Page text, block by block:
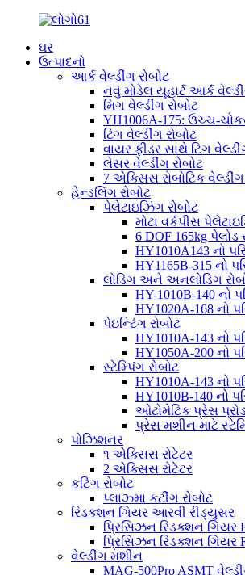
ઘર
ઉત્પાદનો
આર્ક વેલ્ડીંગ રોબોટ
નવું મોડેલ યૂહાર્ટ આર્ક
મિગ વેલ્ડીંગ રોબોટ
YH1006A-175: ઉચ્ચ-
ટિગ વેલ્ડીંગ રોબોટ
વાયર ફીડર સાથે ટિગ
લેસર વેલ્ડીંગ રોબોટ
7 એક્સિસ રોબોટિક
હેન્ડલિંગ રોબોટ
પેલેટાઇઝિંગ રોબોટ
મોટા વર્કપીસ
6 DOF 165kg પેલોડ
HY1010A143 નો
HY1165B-315 નો
લોડિંગ અને અનલોડિંગ
HY-1010B-140 નો
HY1020A-168 નો
પેઇન્ટિંગ રોબોટ
HY1010A-143 નો
HY1050A-200 નો
સ્ટેમ્પિંગ રોબોટ
HY1010A-143 નો
HY1010B-140 નો
ઓટોમેટિક પ્રેસ
પ્રેસ મશીન માટે
પોઝિશનર
૧ એક્સિસ રોટેટર
2 એક્સિસ રોટેટર
કટિંગ રોબોટ
પ્લાઝ્મા કટીંગ રોબોટ
રિડક્શન ગિયર આરવી રીડ્યુસર
પ્રિસિઝન રિડક્શન ગિયર
પ્રિસિઝન રિડક્શન ગિયર
વેલ્ડીંગ મશીન
MAG-500Pro ASMT